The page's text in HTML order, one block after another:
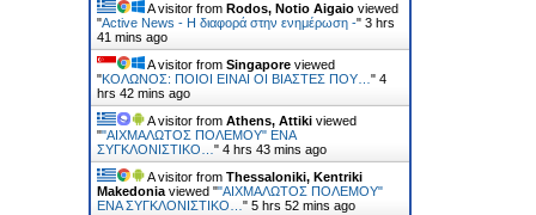
A visitor from Rodos, Notio Aigaio viewed
"Active News - Η διαφορά στην ενημέρωση -" 3 hrs
41 mins ago
A visitor from Singapore viewed
"ΚΟΛΩΝΟΣ: ΠΟΙΟΙ ΕΙΝΑΙ ΟΙ ΒΙΑΣΤΕΣ ΠΟΥ… " 4
hrs 42 mins ago
A visitor from Athens, Attiki viewed
""ΑΙΧΜΑΛΩΤΟΣ ΠΟΛΕΜΟΥ" ΕΝΑ
ΣΥΓΚΛΟΝΙΣΤΙΚΟ… " 4 hrs 43 mins ago
A visitor from Thessaloniki, Kentriki
Makedonia viewed ""ΑΙΧΜΑΛΩΤΟΣ ΠΟΛΕΜΟΥ"
ΕΝΑ ΣΥΓΚΛΟΝΙΣΤΙΚΟ… " 5 hrs 52 mins ago